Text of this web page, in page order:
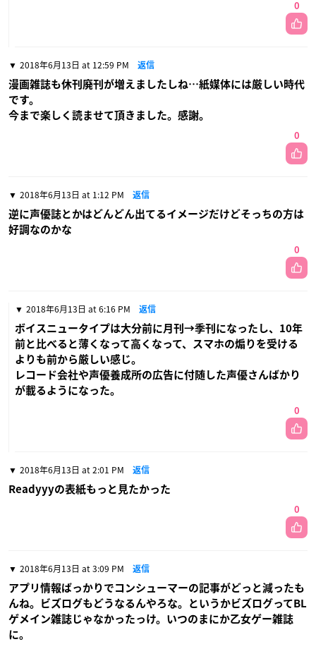
0
2018年6月13日 at 12:59 PM 返信
漫画雑誌も休刊廃刊が増えましたしね…紙媒体には厳しい時代
です。
今まで楽しく読ませて頂きました。感謝。
0
2018年6月13日 at 1:12 PM 返信
逆に声優誌とかはどんどん出てるイメージだけどそっちの方は
好調なのかな
0
2018年6月13日 at 6:16 PM 返信
ボイスニュータイプは大分前に月刊→季刊になったし、10年
前と比べると薄くなって高くなって、スマホの煽りを受ける
よりも前から厳しい感じ。
レコード会社や声優養成所の広告に付随した声優さんばかり
が載るようになった。
0
2018年6月13日 at 2:01 PM 返信
Readyyyの表紙もっと見たかった
0
2018年6月13日 at 3:09 PM 返信
アプリ情報ばっかりでコンシューマーの記事がどっと減ったも
んね。ビズログもどうなるんやろな。というかビズログってBL
ゲメイン雑誌じゃなかったっけ。いつのまにか乙女ゲー雑誌
に。